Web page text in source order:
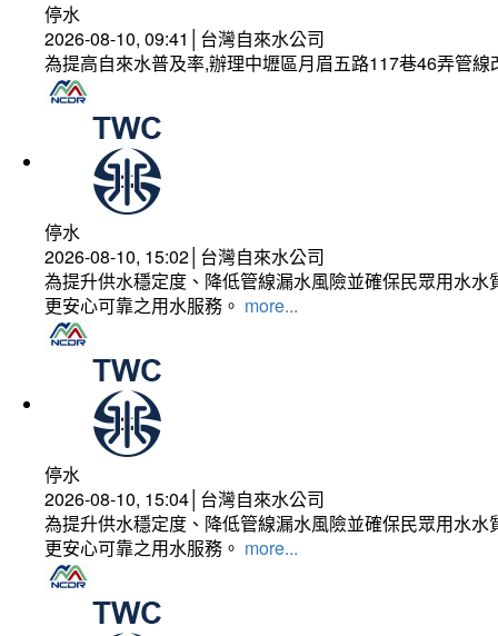
停水
2026-08-10, 09:41│台灣自來水公司
為提高自來水普及率,辦理中壢區月眉五路117巷46弄管
停水
2026-08-10, 15:02│台灣自來水公司
為提升供水穩定度、降低管線漏水風險並確保民眾用水
更安心可靠之用水服務。 more...
停水
2026-08-10, 15:04│台灣自來水公司
為提升供水穩定度、降低管線漏水風險並確保民眾用水
更安心可靠之用水服務。 more...